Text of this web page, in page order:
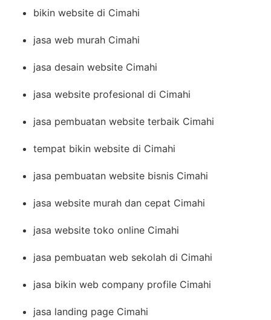
bikin website di Cimahi
jasa web murah Cimahi
jasa desain website Cimahi
jasa website profesional di Cimahi
jasa pembuatan website terbaik Cimahi
tempat bikin website di Cimahi
jasa pembuatan website bisnis Cimahi
jasa website murah dan cepat Cimahi
jasa website toko online Cimahi
jasa pembuatan web sekolah di Cimahi
jasa bikin web company profile Cimahi
jasa landing page Cimahi